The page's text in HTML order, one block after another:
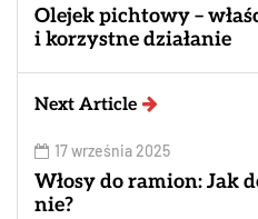
Olejek pichtowy –
i korzystne działanie
Next Article
17 września 2025
Włosy do ramion: Jak
nie?